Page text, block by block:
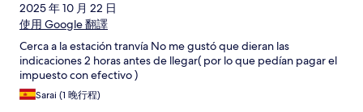
2025 年 10 月 22 日
使用 Google 翻譯
Cerca a la estación tranvía No me gustó que dieran las
indicaciones 2 horas antes de llegar( por lo que pedían pagar el
impuesto con efectivo )
Sarai (1 晚行程)